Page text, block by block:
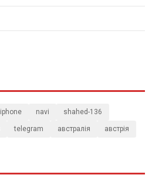
iphone navi shahed-136
telegram австралія австрія